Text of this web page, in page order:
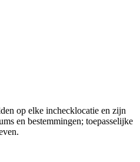
op elke inchecklocatie en zijn
en bestemmingen; toepasselijke